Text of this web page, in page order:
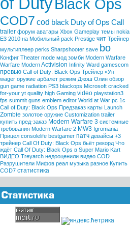
Black Ops
COD7 cod black DutyofOps Call
trailer форум аватары Xbox Gameplay темы nokia
E3 2010 на Мобильный pack Prestige чит Трейнер
мультиплеер perks Sharpshooter save bo
Конфиг Theater mode мод зомби Modern Warfare
Warfare ModernActivision Infinity Ward gamescom
превью Call of Duty: Black Ops Трейлер «Ун
wager оружие арбалет режим Джош Олин обзор
gun game radiation PS3 blackops Microsoft cracked
for-your yt quality high Gaming video playstation3
fps summit guns emblem editor World at War pc 1с
Call of Duty: Black Ops Предзаказ карты Launch
Zombie золотое оружие Customization trailer
купить пред-заказ Modern Warfare 3 системные
требования Modern Warfare 2 MW3 Igromania
Прицел consolelife bestgamer патч девайсы +3
трейнер Call Of Duty: Black Ops бьёт рекорд Что
ждёт Call Of Duty: Black Ops в Super Mario Kart
ВИДЕО Treyarch недооценили видео COD
Разрушители Мифов реал музыка разное Купить
COD7 статистика